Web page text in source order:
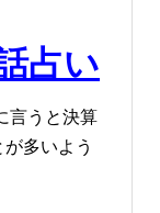
占い
言うと決算
多いよう